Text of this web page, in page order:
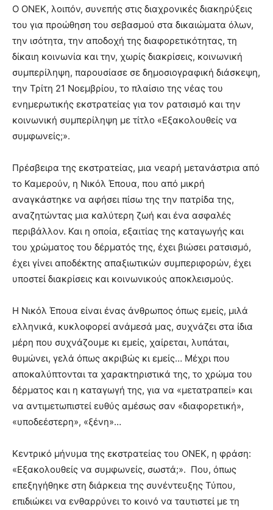
Ο ΟΝΕΚ, λοιπόν, συνεπής στις διαχρονικές διακηρύξεις
του για προώθηση του σεβασμού στα δικαιώματα όλων,
την ισότητα, την αποδοχή της διαφορετικότητας, τη
δίκαιη κοινωνία και την, χωρίς διακρίσεις, κοινωνική
συμπερίληψη, παρουσίασε σε δημοσιογραφική διάσκεψη,
την Τρίτη 21 Νοεμβρίου, το πλαίσιο της νέας του
ενημερωτικής εκστρατείας για τον ρατσισμό και την
κοινωνική συμπερίληψη με τίτλο «Εξακολουθείς να
συμφωνείς;».
Πρέσβειρα της εκστρατείας, μια νεαρή μετανάστρια από
το Καμερούν, η Νικόλ Έπουα, που από μικρή
αναγκάστηκε να αφήσει πίσω της την πατρίδα της,
αναζητώντας μια καλύτερη ζωή και ένα ασφαλές
περιβάλλον. Και η οποία, εξαιτίας της καταγωγής και
του χρώματος του δέρματός της, έχει βιώσει ρατσισμό,
έχει γίνει αποδέκτης απαξιωτικών συμπεριφορών, έχει
υποστεί διακρίσεις και κοινωνικούς αποκλεισμούς.
Η Νικόλ Έπουα είναι ένας άνθρωπος όπως εμείς, μιλά
ελληνικά, κυκλοφορεί ανάμεσά μας, συχνάζει στα ίδια
μέρη που συχνάζουμε κι εμείς, χαίρεται, λυπάται,
θυμώνει, γελά όπως ακριβώς κι εμείς… Μέχρι που
αποκαλύπτονται τα χαρακτηριστικά της, το χρώμα του
δέρματος και η καταγωγή της, για να «μετατραπεί» και
να αντιμετωπιστεί ευθύς αμέσως σαν «διαφορετική»,
«υποδεέστερη», «ξένη»…
Κεντρικό μήνυμα της εκστρατείας του ΟΝΕΚ, η φράση:
«Εξακολουθείς να συμφωνείς, σωστά;». Που, όπως
επεξηγήθηκε στη διάρκεια της συνέντευξης Τύπου,
επιδιώκει να ενθαρρύνει το κοινό να ταυτιστεί με τη